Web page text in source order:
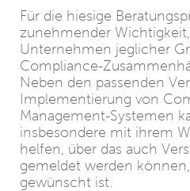
Für die hiesige
zunehmender
Unternehmen jeglicher
Compliance-
Neben den passenden
Implementierung von
Management-Systemen
insbesondere mit ihrem
helfen, über das auch
gemeldet werden
gewünscht ist.